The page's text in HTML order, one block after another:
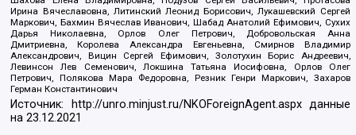
Ирина Вячеславовна, Литинский Леонид Борисович, Лукашевский Сергей
Маркович, Бахмин Вячеслав Иванович, Шабад Анатолий Ефимович, Сухих
Дарья Николаевна, Орлов Олег Петрович, Добровольская Анна
Дмитриевна, Королева Александра Евгеньевна, Смирнов Владимир
Александрович, Вицин Сергей Ефимович, Золотухин Борис Андреевич,
Левинсон Лев Семенович, Локшина Татьяна Иосифовна, Орлов Олег
Петрович, Полякова Мара Федоровна, Резник Генри Маркович, Захаров
Герман Константинович
Источник: http://unro.minjust.ru/NKOForeignAgent.aspxданные
на23.12.2021